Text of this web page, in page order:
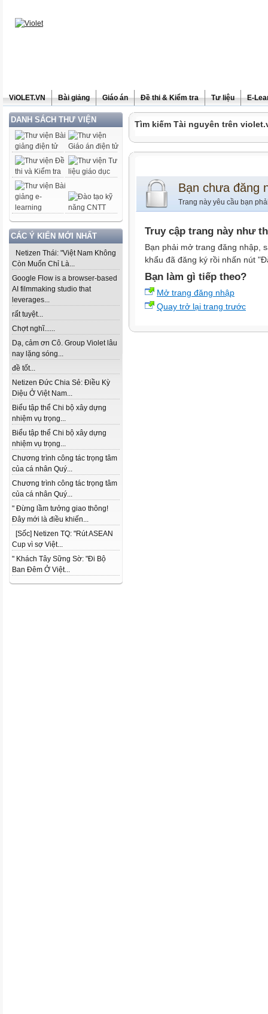
ViOLET.VN Bài giảng Giáo án Đề thi & Kiểm tra Tư liệu E-
DANH SÁCH THƯ VIỆN
CÁC Ý KIẾN MỚI NHẤT
Netizen Thái: "Việt Nam Không
Còn Muốn Chỉ Là...
Google Flow is a browser-based
AI filmmaking studio that
leverages...
rất tuyệt...
Chợt nghĩ......
Dạ, cảm ơn Cô. Group Violet lâu
nay lặng sóng...
đề tốt...
Netizen Đức Chia Sẻ: Điều Kỳ
Diệu Ở Việt Nam...
Biểu tập thể Chi bộ xây dựng
nhiệm vụ trọng...
Biểu tập thể Chi bộ xây dựng
nhiệm vụ trọng...
Chương trình công tác trọng tâm
của cá nhân Quý...
Chương trình công tác trọng tâm
của cá nhân Quý...
" Đừng lầm tưởng giao thông!
Đây mới là điều khiến...
[Sốc] Netizen TQ: "Rút ASEAN
Cup vì sợ Việt...
" Khách Tây Sững Sờ: "Đi Bộ
Ban Đêm Ở Việt...
Tìm kiếm Tài nguyên trên
Bạn chưa đăng
Trang này yêu cầu bạn
Truy cập trang này như
Bạn phải mở trang đăng nhập,
khẩu đã đăng ký rồi nhấn nút
Bạn làm gì tiếp theo?
Mở trang đăng nhập
Quay trở lại trang trước